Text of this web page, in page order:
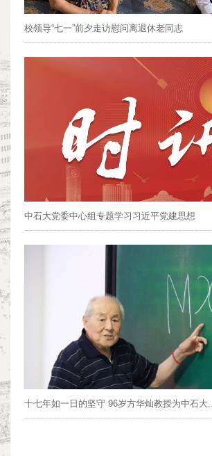
校领导“七一”前夕走访慰问离退休老同志
中石大党委中心组专题学习习近平党建思想
十七年如一日的坚守 96岁方华灿教授为中石大...